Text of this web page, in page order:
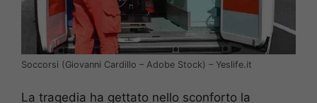
Soccorsi (Giovanni Cardillo – Adobe Stock) – Yeslife.it
La tragedia ha gettato nello sconforto la